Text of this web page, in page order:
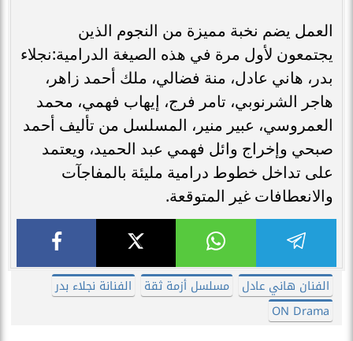
العمل يضم نخبة مميزة من النجوم الذين
يجتمعون لأول مرة في هذه الصيغة الدرامية:نجلاء
بدر، هاني عادل، منة فضالي، ملك أحمد زاهر،
هاجر الشرنوبي، تامر فرج، إيهاب فهمي، محمد
العمروسي، عبير منير، المسلسل من تأليف أحمد
صبحي وإخراج وائل فهمي عبد الحميد، ويعتمد
على تداخل خطوط درامية مليئة بالمفاجآت
والانعطافات غير المتوقعة.
الفنان هاني عادل مسلسل أزمة ثقة
الفنانة نجلاء بدر
ON Drama